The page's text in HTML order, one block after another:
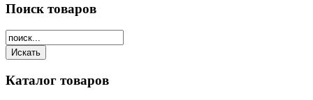
Поиск товаров
Каталог товаров